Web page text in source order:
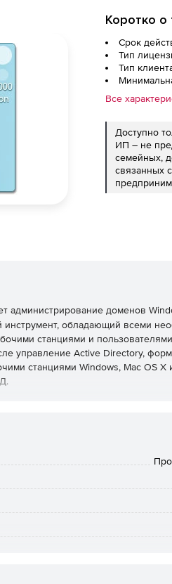
Коротко о
Срок
Тип
Тип
Все
Доступно
ИП – не
семейных,
связанных
администрирование доменов
инструмент, обладающий всеми
станциями и
управление Active Directory,
станциями Windows, Mac OS
администрирование
управлением Windows, Mac OS X
компьютерами с Windows за